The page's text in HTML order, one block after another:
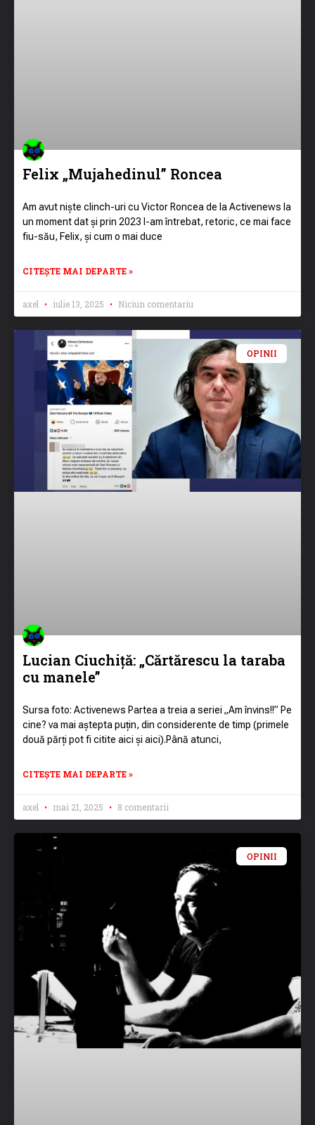
Felix „Mujahedinul” Roncea
Am avut niște clinch-uri cu Victor Roncea de la Activenews la
un moment dat și prin 2023 l-am întrebat, retoric, ce mai face
fiu-său, Felix, și cum o mai duce
CITEȘTE MAI DEPARTE »
axel iulie 13, 2025 Niciun comentariu
OPINII
Lucian Ciuchiță: „Cărtărescu la taraba
cu manele”
Sursa foto: Activenews Partea a treia a seriei „Am învins!!” Pe
cine? va mai aștepta puțin, din considerente de timp (primele
două părți pot fi citite aici și aici).Până atunci,
CITEȘTE MAI DEPARTE »
axel mai 21, 2025 8 comentarii
OPINII